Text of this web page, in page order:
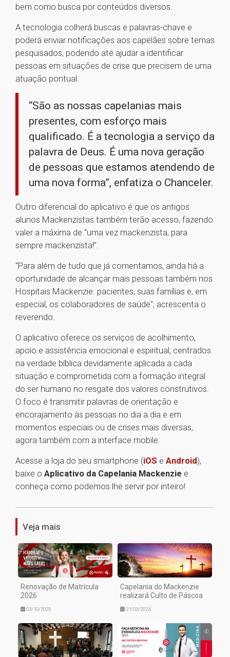
bem como busca por conteúdos diversos.
A tecnologia colherá buscas e palavras-chave e
poderá enviar notificações aos capelães sobre temas
pesquisados, podendo até ajudar a identificar
pessoas em situações de crise que precisem de uma
atuação pontual.
“São as nossas capelanias mais
presentes, com esforço mais
qualificado. É a tecnologia a serviço da
palavra de Deus. É uma nova geração
de pessoas que estamos atendendo de
uma nova forma”, enfatiza o Chanceler.
Outro diferencial do aplicativo é que os antigos
alunos Mackenzistas também terão acesso, fazendo
valer a máxima de “uma vez mackenzista, para
sempre mackenzista!”.
“Para além de tudo que já comentamos, ainda há a
oportunidade de alcançar mais pessoas também nos
Hospitais Mackenzie: pacientes, suas famílias e, em
especial, os colaboradores de saúde", acrescenta o
reverendo.
O aplicativo oferece os serviços de acolhimento,
apoio e assistência emocional e espiritual, centrados
na verdade bíblica devidamente aplicada a cada
situação e comprometida com a formação integral
do ser humano no resgate dos valores construtivos.
O foco é transmitir palavras de orientação e
encorajamento às pessoas no dia a dia e em
momentos especiais ou de crises mais diversas,
agora também com a interface mobile.
Acesse a loja do seu smartphone (iOS e Android),
baixe o Aplicativo da Capelania Mackenzie e
conheça como podemos lhe servir por inteiro!
1
Veja mais
Renovação de Matrícula
2026
03/10/2025
Capelania do Mackenzie
realizará Culto de Páscoa
21/03/2024